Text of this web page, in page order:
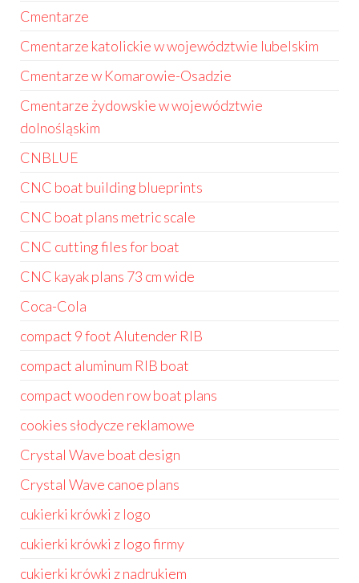
Cmentarze
Cmentarze katolickie w województwie lubelskim
Cmentarze w Komarowie-Osadzie
Cmentarze żydowskie w województwie
dolnośląskim
CNBLUE
CNC boat building blueprints
CNC boat plans metric scale
CNC cutting files for boat
CNC kayak plans 73 cm wide
Coca-Cola
compact 9 foot Alutender RIB
compact aluminum RIB boat
compact wooden row boat plans
cookies słodycze reklamowe
Crystal Wave boat design
Crystal Wave canoe plans
cukierki krówki z logo
cukierki krówki z logo firmy
cukierki krówki z nadrukiem